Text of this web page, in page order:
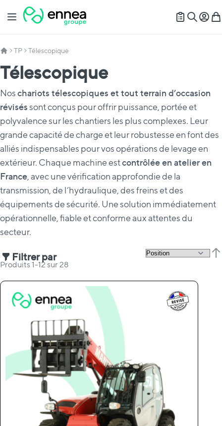
Allez au contenu
Basculer la navigation
Mon
TP Télescopique
Télescopique
Noschariots télescopiques et tout terrain d’occasion
réviséssont conçus pour offrir puissance, portée et
polyvalence sur les chantiers les plus complexes. Leur
grande capacité de charge et leur robustesse en font des
alliés indispensables pour vos opérations de levage en
extérieur. Chaque machine estcontrôlée en atelier en
France, avec une vérification approfondie de la
transmission, de l’hydraulique, des freins et des
équipements de sécurité. Une solution immédiatement
opérationnelle, fiable et conforme aux attentes du
secteur.
Filtrer par
Produits 1-12 sur28